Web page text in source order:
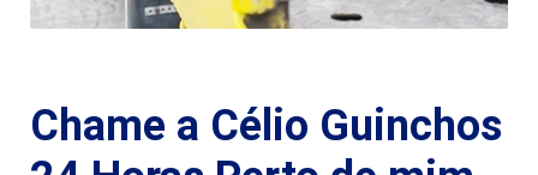
Chame a Célio Guinchos